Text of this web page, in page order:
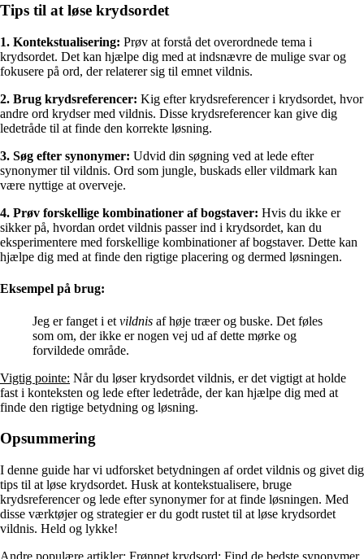
Tips til at løse krydsordet
1. Kontekstualisering: Prøv at forstå det overordnede tema i
krydsordet. Det kan hjælpe dig med at indsnævre de mulige svar og
fokusere på ord, der relaterer sig til emnet vildnis.
2. Brug krydsreferencer: Kig efter krydsreferencer i krydsordet, hvor
andre ord krydser med vildnis. Disse krydsreferencer kan give dig
ledetråde til at finde den korrekte løsning.
3. Søg efter synonymer: Udvid din søgning ved at lede efter
synonymer til vildnis. Ord som jungle, buskads eller vildmark kan
være nyttige at overveje.
4. Prøv forskellige kombinationer af bogstaver: Hvis du ikke er
sikker på, hvordan ordet vildnis passer ind i krydsordet, kan du
eksperimentere med forskellige kombinationer af bogstaver. Dette kan
hjælpe dig med at finde den rigtige placering og dermed løsningen.
Eksempel på brug:
Jeg er fanget i et vildnis af høje træer og buske. Det føles
som om, der ikke er nogen vej ud af dette mørke og
forvildede område.
Vigtig pointe: Når du løser krydsordet vildnis, er det vigtigt at holde
fast i konteksten og lede efter ledetråde, der kan hjælpe dig med at
finde den rigtige betydning og løsning.
Opsummering
I denne guide har vi udforsket betydningen af ordet vildnis og givet dig
tips til at løse krydsordet. Husk at kontekstualisere, bruge
krydsreferencer og lede efter synonymer for at finde løsningen. Med
disse værktøjer og strategier er du godt rustet til at løse krydsordet
vildnis. Held og lykke!
Andre populære artikler: Frønnet krydsord: Find de bedste synonymer